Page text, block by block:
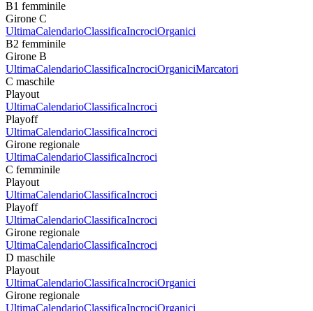
B1 femminile
Girone C
UltimaCalendarioClassificaIncrociOrganici
B2 femminile
Girone B
UltimaCalendarioClassificaIncrociOrganiciMarcatori
C maschile
Playout
UltimaCalendarioClassificaIncroci
Playoff
UltimaCalendarioClassificaIncroci
Girone regionale
UltimaCalendarioClassificaIncroci
C femminile
Playout
UltimaCalendarioClassificaIncroci
Playoff
UltimaCalendarioClassificaIncroci
Girone regionale
UltimaCalendarioClassificaIncroci
D maschile
Playout
UltimaCalendarioClassificaIncrociOrganici
Girone regionale
UltimaCalendarioClassificaIncrociOrganici